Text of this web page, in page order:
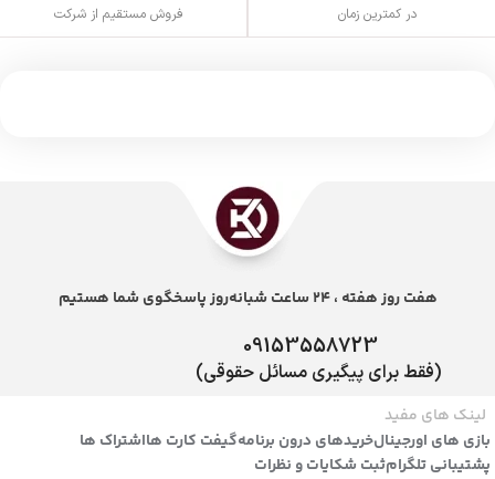
در کمترین زمان فروش مستقیم از شرکت
هفت روز هفته ، 24 ساعت شبانه‌روز پاسخگوی شما هستیم
09153558723
(فقط برای پیگیری مسائل حقوقی)
لینک های مفید
بازی های اورجینالخریدهای درون برنامهگیفت کارت هااشتراک ها
پشتیبانی تلگرامثبت شکایات و نظرات